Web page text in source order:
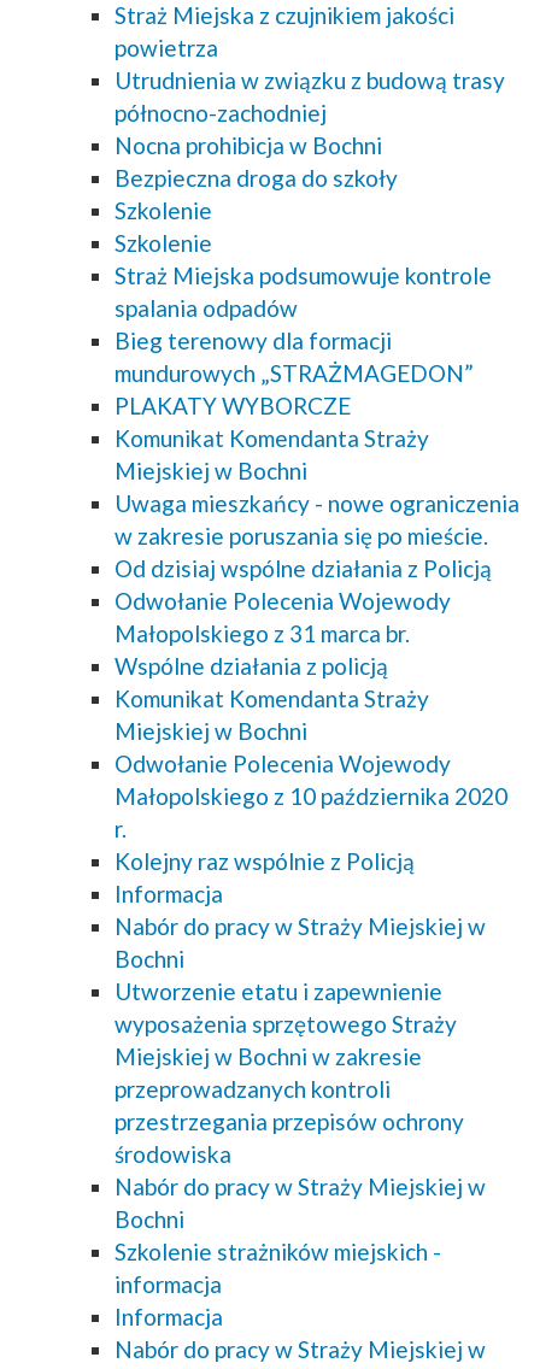
Straż Miejska z czujnikiem jakości
powietrza
Utrudnienia w związku z budową trasy
północno-zachodniej
Nocna prohibicja w Bochni
Bezpieczna droga do szkoły
Szkolenie
Szkolenie
Straż Miejska podsumowuje kontrole
spalania odpadów
Bieg terenowy dla formacji
mundurowych „STRAŻMAGEDON”
PLAKATY WYBORCZE
Komunikat Komendanta Straży
Miejskiej w Bochni
Uwaga mieszkańcy - nowe ograniczenia
w zakresie poruszania się po mieście.
Od dzisiaj wspólne działania z Policją
Odwołanie Polecenia Wojewody
Małopolskiego z 31 marca br.
Wspólne działania z policją
Komunikat Komendanta Straży
Miejskiej w Bochni
Odwołanie Polecenia Wojewody
Małopolskiego z 10 października 2020
r.
Kolejny raz wspólnie z Policją
Informacja
Nabór do pracy w Straży Miejskiej w
Bochni
Utworzenie etatu i zapewnienie
wyposażenia sprzętowego Straży
Miejskiej w Bochni w zakresie
przeprowadzanych kontroli
przestrzegania przepisów ochrony
środowiska
Nabór do pracy w Straży Miejskiej w
Bochni
Szkolenie strażników miejskich -
informacja
Informacja
Nabór do pracy w Straży Miejskiej w